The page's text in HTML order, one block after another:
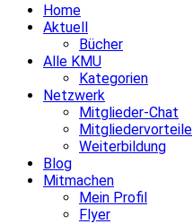
Home
Aktuell
Bücher
Alle KMU
Kategorien
Netzwerk
Mitglieder-Chat
Mitgliedervorteile
Weiterbildung
Blog
Mitmachen
Mein Profil
Flyer